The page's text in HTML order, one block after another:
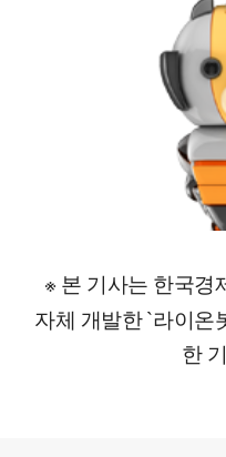
※ 본 기사는 한국경
자체 개발한 `라이온
한